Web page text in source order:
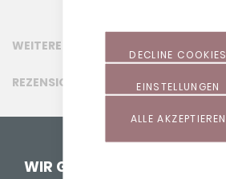
ALLE AKZEPTIEREN
EINSTELLUNGEN
DECLINE COOKIES
WEITERE INFORMATIONEN
REZENSIONEN
WIR GEBEN LEBEN HALT